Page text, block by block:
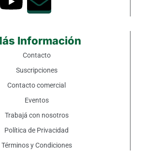
Información
Contacto
Suscripciones
Contacto comercial
Eventos
Trabajá con nosotros
Política de Privacidad
Términos y Condiciones